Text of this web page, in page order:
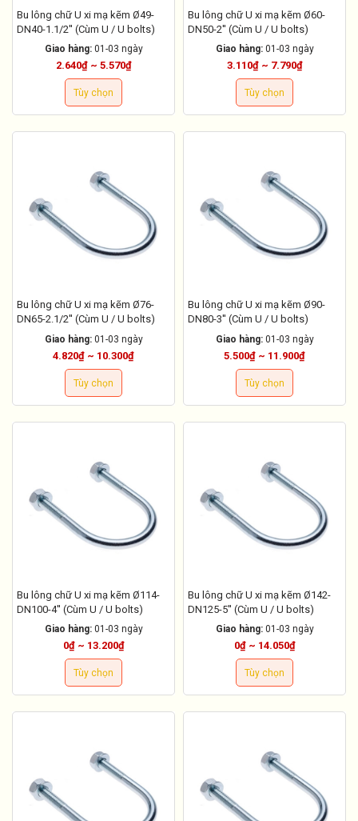
Bu lông chữ U xi mạ kẽm Ø49-
DN40-1.1/2'' (Cùm U / U bolts)
Giao hàng: 01-03 ngày
2.640₫ ~ 5.570₫
Tùy chọn
Bu lông chữ U xi mạ kẽm Ø60-
DN50-2'' (Cùm U / U bolts)
Giao hàng: 01-03 ngày
3.110₫ ~ 7.790₫
Tùy chọn
Bu lông chữ U xi mạ kẽm Ø76-
DN65-2.1/2'' (Cùm U / U bolts)
Giao hàng: 01-03 ngày
4.820₫ ~ 10.300₫
Tùy chọn
Bu lông chữ U xi mạ kẽm Ø90-
DN80-3'' (Cùm U / U bolts)
Giao hàng: 01-03 ngày
5.500₫ ~ 11.900₫
Tùy chọn
Bu lông chữ U xi mạ kẽm Ø114-
DN100-4'' (Cùm U / U bolts)
Giao hàng: 01-03 ngày
0₫ ~ 13.200₫
Tùy chọn
Bu lông chữ U xi mạ kẽm Ø142-
DN125-5'' (Cùm U / U bolts)
Giao hàng: 01-03 ngày
0₫ ~ 14.050₫
Tùy chọn